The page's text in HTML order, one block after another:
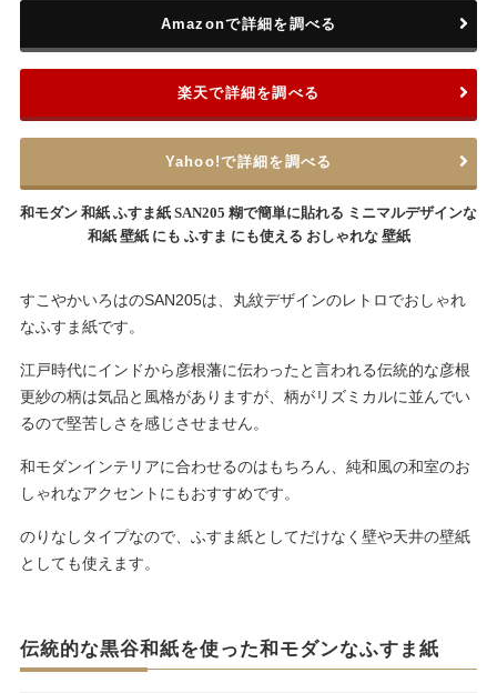
和モダン 和紙 ふすま紙 SAN205 糊で簡単に貼れる ミニマルデザインな
和紙 壁紙 にも ふすま にも使える おしゃれな 壁紙
Amazonで詳細を調べる
楽天で詳細を調べる
Yahoo!で詳細を調べる
すこやかいろはのSAN205は、丸紋デザインのレトロでおしゃれ
なふすま紙です。
江戸時代にインドから彦根藩に伝わったと言われる伝統的な彦根
更紗の柄は気品と風格がありますが、柄がリズミカルに並んでい
るので堅苦しさを感じさせません。
和モダンインテリアに合わせるのはもちろん、純和風の和室のお
しゃれなアクセントにもおすすめです。
のりなしタイプなので、ふすま紙としてだけなく壁や天井の壁紙
としても使えます。
伝統的な黒谷和紙を使った和モダンなふすま紙